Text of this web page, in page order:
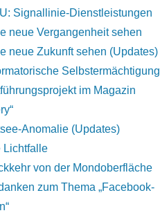
Signallinie-Dienstleistungen
neue Vergangenheit sehen
neue Zukunft sehen (Updates)
Selbstermächtigung
im Magazin
Anomalie (Updates)
Lichtfalle
von der Mondoberfläche
zum Thema „Facebook-